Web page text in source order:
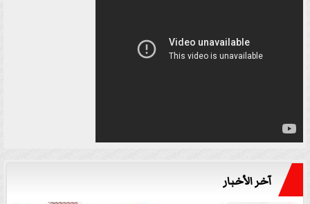
آخر الأخبار